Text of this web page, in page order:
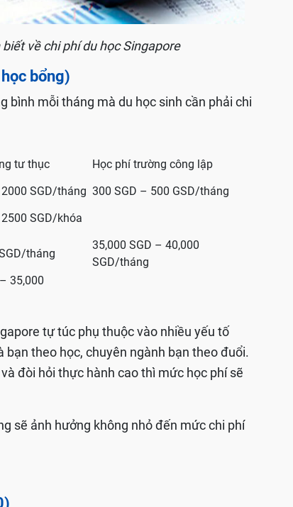
về chi phí du học Singapore
bổng)
bình mỗi tháng mà du học sinh cần phải chi
tư thục
Học phí trường công lập
SGD/tháng 300 SGD – 500 GSD/tháng
SGD/khóa
tháng
35,000 SGD – 40,000
SGD/tháng
35,000
tự túc phụ thuộc vào nhiều yếu tố
bạn theo học, chuyên ngành bạn theo đuổi.
đòi hỏi thực hành cao thì mức học phí sẽ
sẽ ảnh hưởng không nhỏ đến mức chi phí